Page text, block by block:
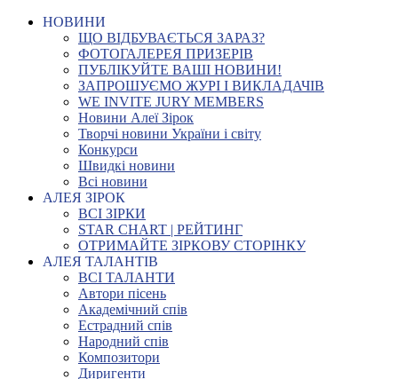
НОВИНИ
ЩО ВІДБУВАЄТЬСЯ ЗАРАЗ?
ФОТОГАЛЕРЕЯ ПРИЗЕРІВ
ПУБЛІКУЙТЕ ВАШІ НОВИНИ!
ЗАПРОШУЄМО ЖУРІ І ВИКЛАДАЧІВ
WE INVITE JURY MEMBERS
Новини Алеї Зірок
Творчі новини України і світу
Конкурси
Швидкі новини
Всі новини
АЛЕЯ ЗІРОК
ВСІ ЗІРКИ
STAR CHART | РЕЙТИНГ
ОТРИМАЙТЕ ЗІРКОВУ СТОРІНКУ
АЛЕЯ ТАЛАНТІВ
ВСІ ТАЛАНТИ
Автори пісень
Академічний спів
Естрадний спів
Народний спів
Композитори
Диригенти